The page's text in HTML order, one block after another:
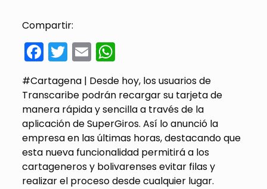
Compartir:
Facebook
Twitter
EmailWhatsApp
#Cartagena | Desde hoy, los usuarios de
Transcaribe podrán recargar su tarjeta de
manera rápida y sencilla a través de la
aplicación de SuperGiros. Así lo anunció la
empresa en las últimas horas, destacando que
esta nueva funcionalidad permitirá a los
cartageneros y bolivarenses evitar filas y
realizar el proceso desde cualquier lugar.